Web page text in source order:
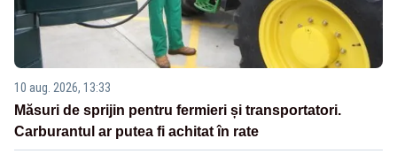
10 aug. 2026, 13:33
Măsuri de sprijin pentru fermieri și transportatori.
Carburantul ar putea fi achitat în rate